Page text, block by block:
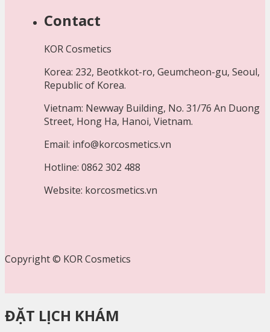
Contact
KOR Cosmetics
Korea: 232, Beotkkot-ro, Geumcheon-gu, Seoul,
Republic of Korea.
Vietnam: Newway Building, No. 31/76 An Duong
Street, Hong Ha, Hanoi, Vietnam.
Email: info@korcosmetics.vn
Hotline: 0862 302 488
Website: korcosmetics.vn
Copyright © KOR Cosmetics
ĐẶT LỊCH KHÁM